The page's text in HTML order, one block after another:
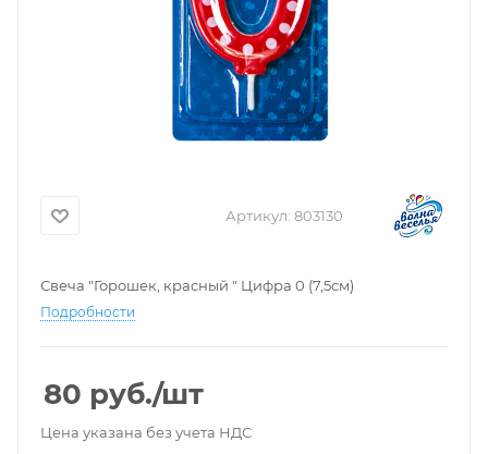
Артикул: 803130
Свеча "Горошек, красный " Цифра 0 (7,5см)
Подробности
80 руб./шт
Цена указана без учета НДС